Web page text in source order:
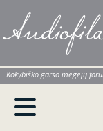
Kokybiško garso mėgėjų